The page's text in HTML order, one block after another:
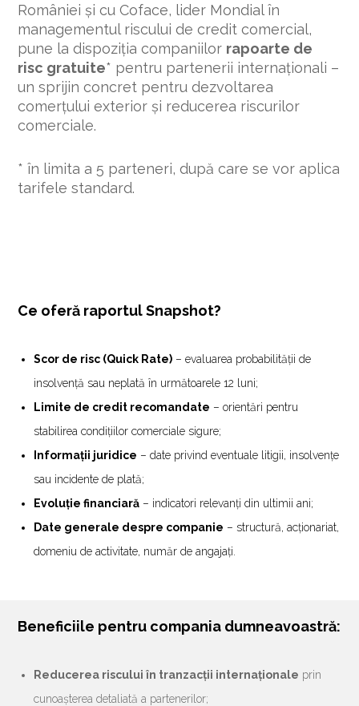
României și cu Coface, lider Mondial în
managementul riscului de credit comercial,
pune la dispoziția companiilor rapoarte de
risc gratuite* pentru partenerii internaționali –
un sprijin concret pentru dezvoltarea
comerțului exterior și reducerea riscurilor
comerciale.
* în limita a 5 parteneri, după care se vor aplica
tarifele standard.
Ce oferă raportul Snapshot?
Scor de risc (Quick Rate) – evaluarea probabilității de
insolvență sau neplată în următoarele 12 luni;
Limite de credit recomandate – orientări pentru
stabilirea condițiilor comerciale sigure;
Informații juridice – date privind eventuale litigii, insolvențe
sau incidente de plată;
Evoluție financiară – indicatori relevanți din ultimii ani;
Date generale despre companie – structură, acționariat,
domeniu de activitate, număr de angajați.
Beneficiile pentru compania dumneavoastră:
Reducerea riscului în tranzacții internaționale prin
cunoașterea detaliată a partenerilor;